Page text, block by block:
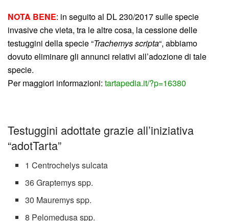
NOTA BENE: in seguito al DL 230/2017 sulle specie
invasive che vieta, tra le altre cosa, la cessione delle
testuggini della specie “Trachemys scripta“, abbiamo
dovuto eliminare gli annunci relativi all’adozione di tale
specie.
Per maggiori informazioni: tartapedia.it/?p=16380
Testuggini adottate grazie all’iniziativa
“adotTarta”
1 Centrochelys sulcata
36 Graptemys spp.
30 Mauremys spp.
8 Pelomedusa spp.